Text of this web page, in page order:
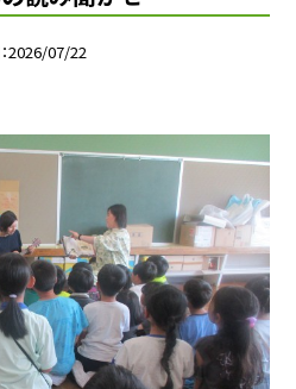
2026/07/22